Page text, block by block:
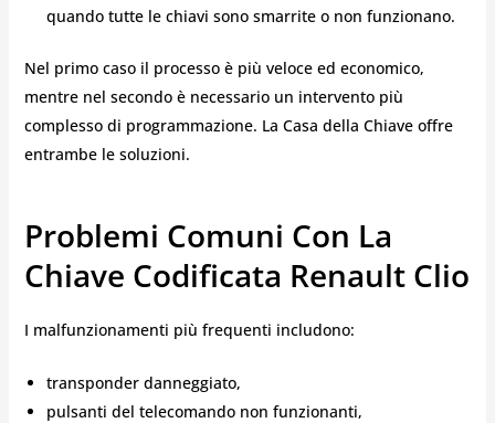
quando tutte le chiavi sono smarrite o non funzionano.
Nel primo caso il processo è più veloce ed economico,
mentre nel secondo è necessario un intervento più
complesso di programmazione. La Casa della Chiave offre
entrambe le soluzioni.
Problemi Comuni Con La
Chiave Codificata Renault Clio
I malfunzionamenti più frequenti includono:
transponder danneggiato,
pulsanti del telecomando non funzionanti,